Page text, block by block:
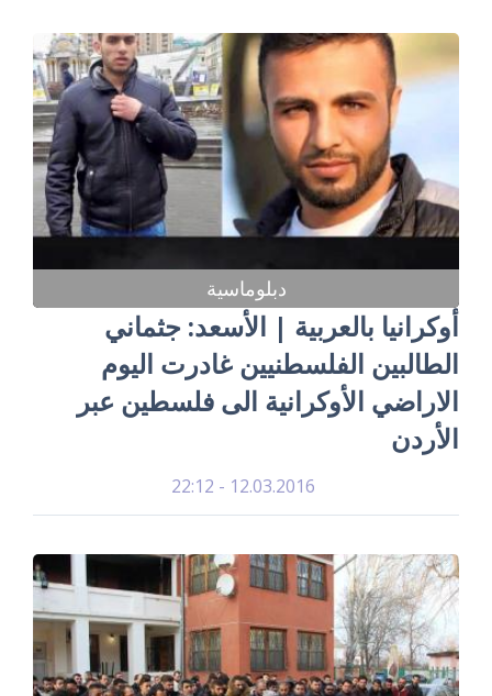
دبلوماسية
أوكرانيا بالعربية | الأسعد: جثماني
الطالبين الفلسطنيين غادرت اليوم
الاراضي الأوكرانية الى فلسطين عبر
الأردن
12.03.2016 - 22:12